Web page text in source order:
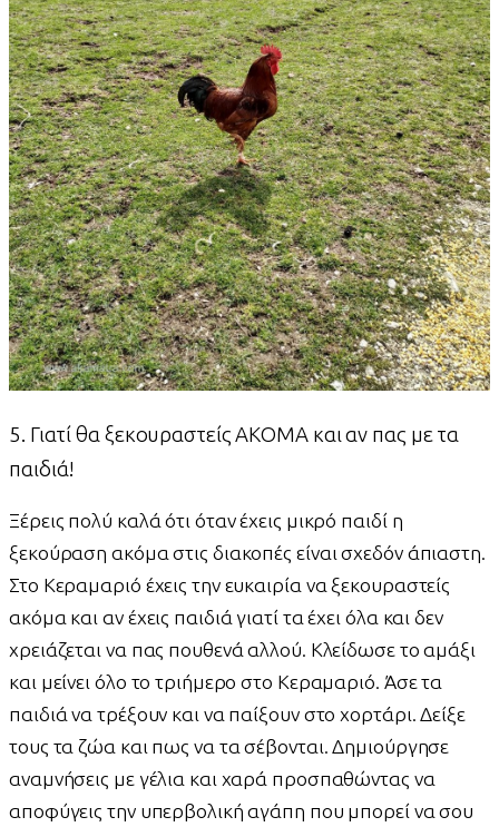
5. Γιατί θα ξεκουραστείς ΑΚΟΜΑ και αν πας με τα
παιδιά!
Ξέρεις πολύ καλά ότι όταν έχεις μικρό παιδί η
ξεκούραση ακόμα στις διακοπές είναι σχεδόν άπιαστη.
Στο Κεραμαριό έχεις την ευκαιρία να ξεκουραστείς
ακόμα και αν έχεις παιδιά γιατί τα έχει όλα και δεν
χρειάζεται να πας πουθενά αλλού. Κλείδωσε το αμάξι
και μείνει όλο το τριήμερο στο Κεραμαριό. Άσε τα
παιδιά να τρέξουν και να παίξουν στο χορτάρι. Δείξε
τους τα ζώα και πως να τα σέβονται. Δημιούργησε
αναμνήσεις με γέλια και χαρά προσπαθώντας να
αποφύγεις την υπερβολική αγάπη που μπορεί να σου